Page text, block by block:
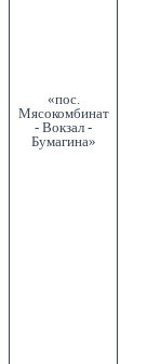
«пос.
Мясокомбинат
- Вокзал -
Бумагина»